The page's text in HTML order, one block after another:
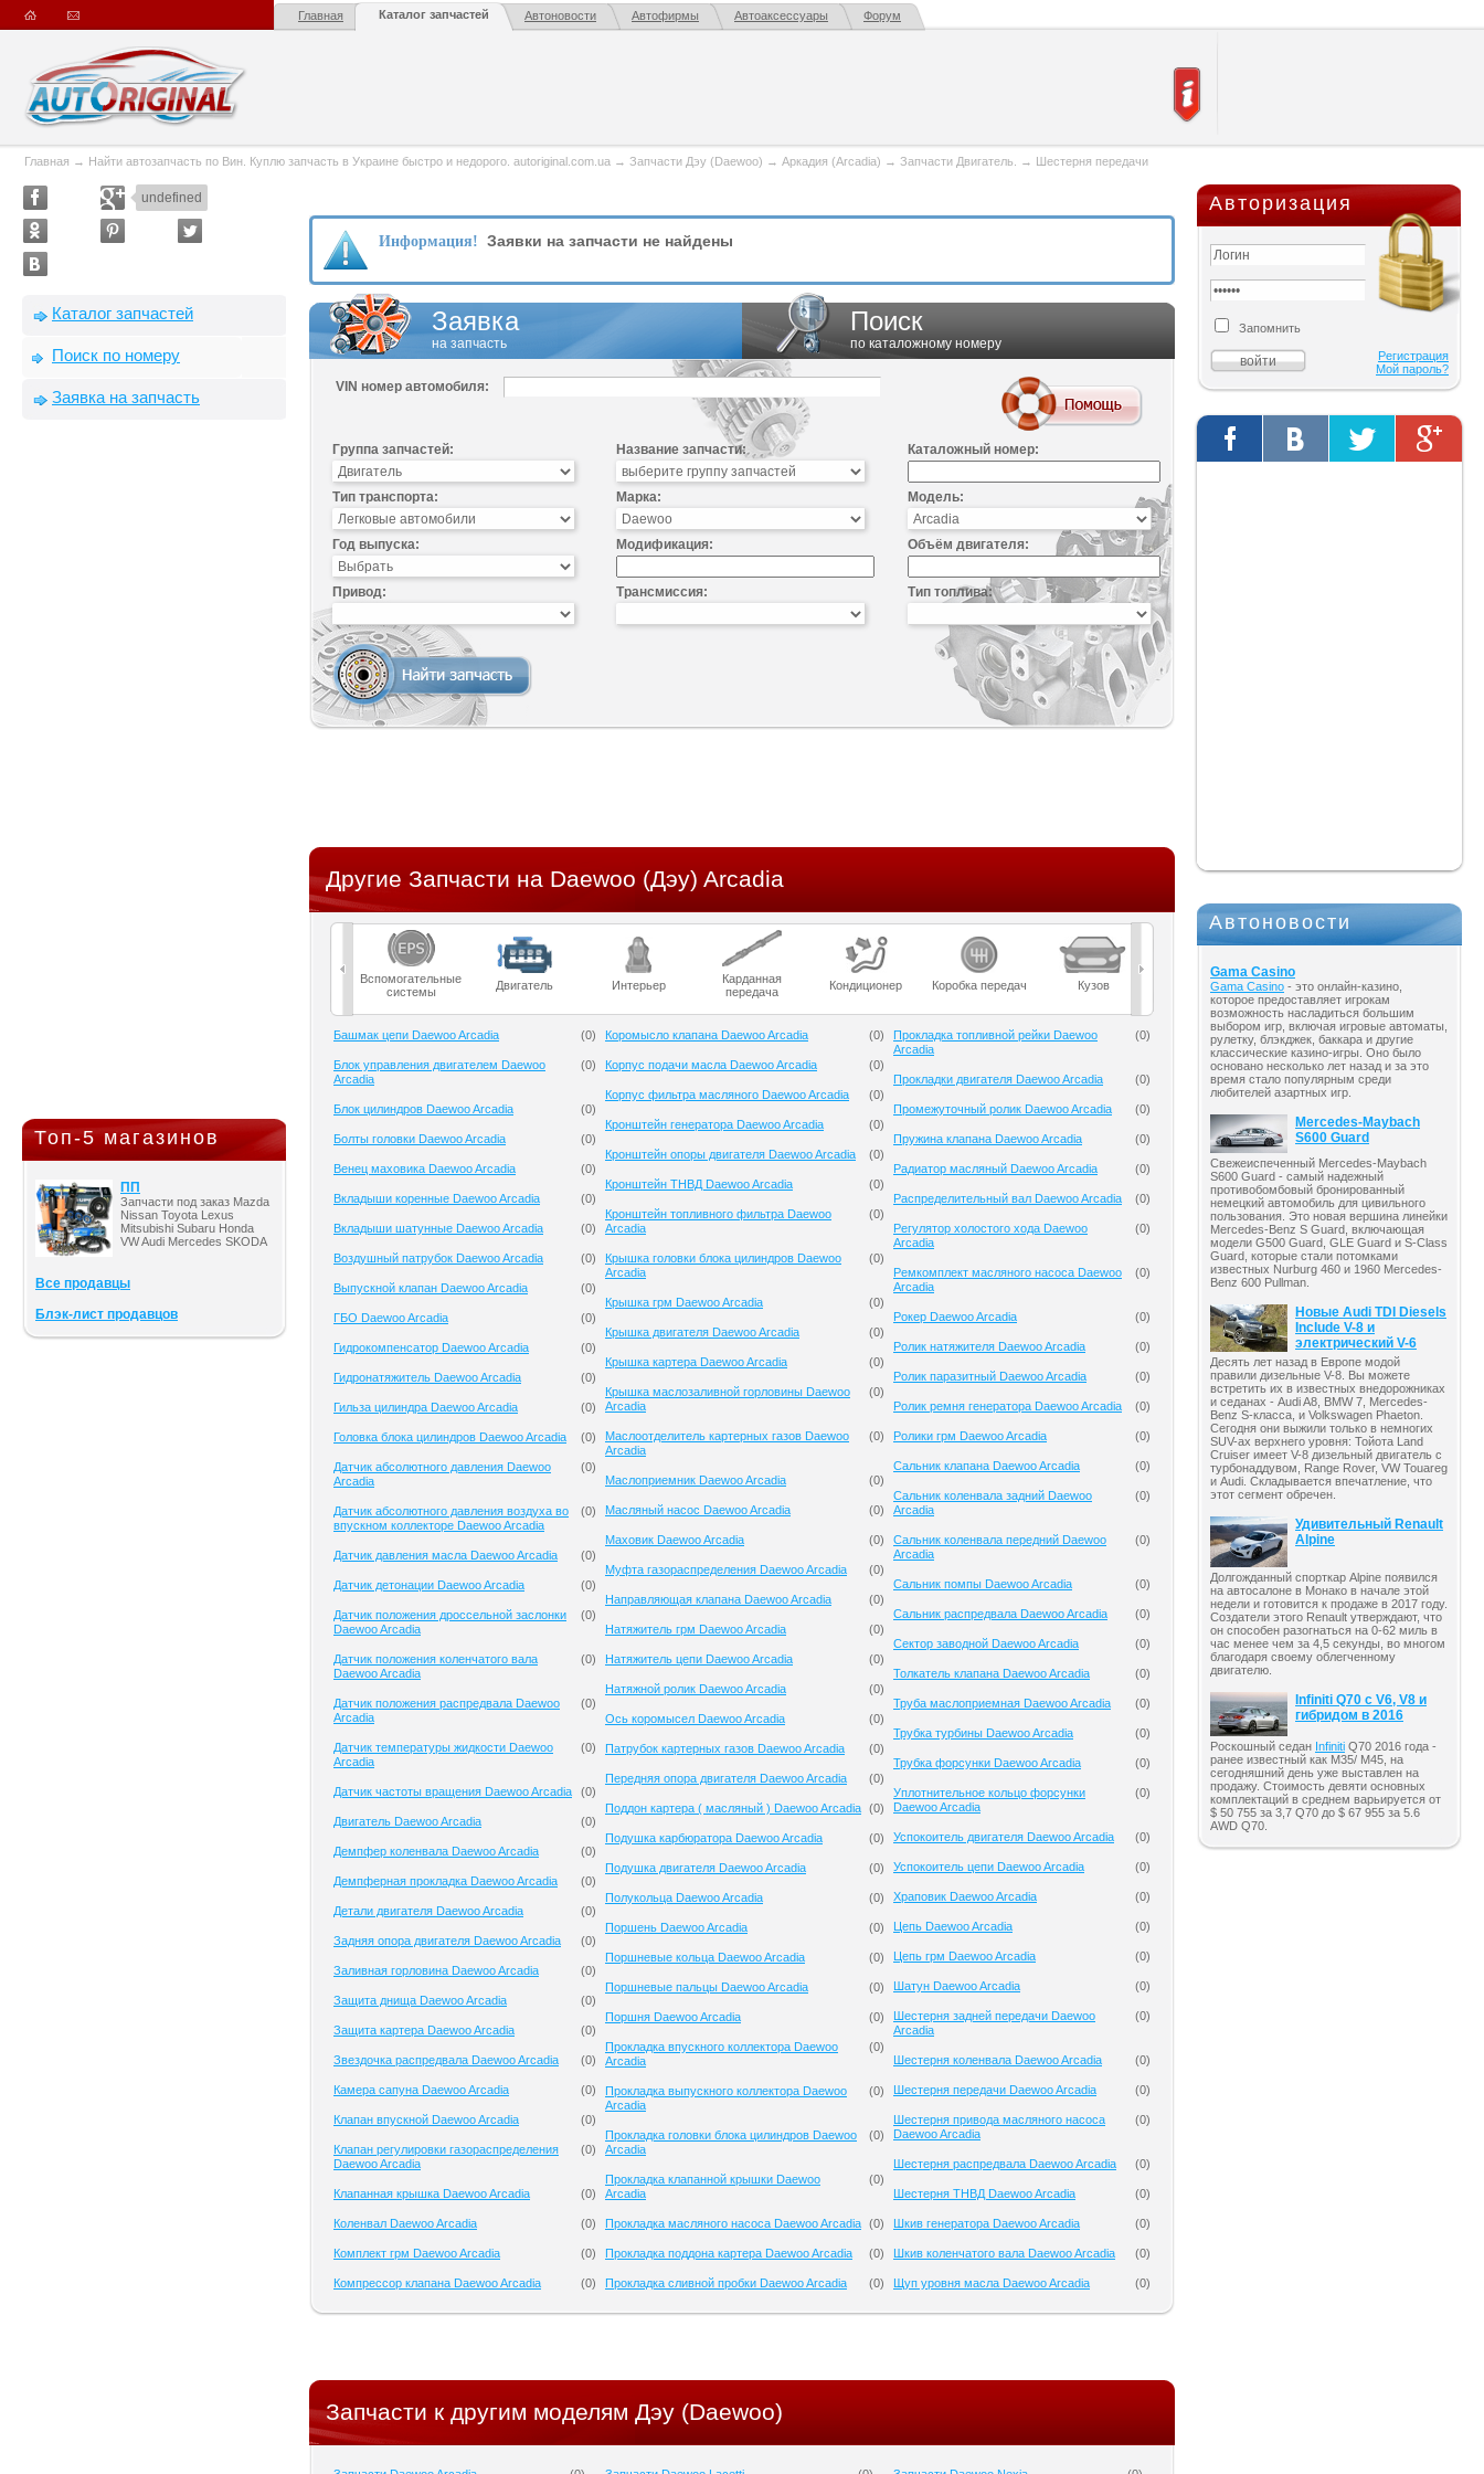
Главная Каталог запчастей Автоновости Автофирмы Автоаксессуары Форум
Главная → Найти автозапчасть по Вин. Куплю запчасть в Украине быстро и недорого. autoriginal.com.ua → Запчасти Дэу (Daewoo) → Аркадия (Arcadia) → Запчасти Двигатель. → Шестерня передачи
undefined
Каталог запчастей
Поиск по номеру
Заявка на запчасть
Топ-5 магазинов
ПП
Запчасти под заказ Mazda
Nissan Toyota Lexus
Mitsubishi Subaru Honda
VW Audi Mercedes SKODA
Все продавцы
Блэк-лист продавцов
Информация! Заявки на запчасти не найдены
Заявка
на запчасть
Поиск
по каталожному номеру
VIN номер автомобиля:
Группа запчастей: Название запчасти: Каталожный номер:
Тип транспорта: Марка: Модель:
Год выпуска: Модификация: Объём двигателя:
Привод: Трансмиссия: Тип топлива:
Другие Запчасти на Daewoo (Дэу) Arcadia
Вспомогательные
системы
Двигатель Интерьер
Карданная
передача
Кондиционер Коробка передач Кузов Масла Мост
Башмак цепи Daewoo Arcadia (0)
Блок управления двигателем Daewoo
Arcadia
(0)
Блок цилиндров Daewoo Arcadia (0)
Болты головки Daewoo Arcadia (0)
Венец маховика Daewoo Arcadia (0)
Вкладыши коренные Daewoo Arcadia (0)
Вкладыши шатунные Daewoo Arcadia (0)
Воздушный патрубок Daewoo Arcadia (0)
Выпускной клапан Daewoo Arcadia (0)
ГБО Daewoo Arcadia (0)
Гидрокомпенсатор Daewoo Arcadia (0)
Гидронатяжитель Daewoo Arcadia (0)
Гильза цилиндра Daewoo Arcadia (0)
Головка блока цилиндров Daewoo Arcadia (0)
Датчик абсолютного давления Daewoo
Arcadia
(0)
Датчик абсолютного давления воздуха во
впускном коллекторе Daewoo Arcadia
(0)
Датчик давления масла Daewoo Arcadia (0)
Датчик детонации Daewoo Arcadia (0)
Датчик положения дроссельной заслонки
Daewoo Arcadia
(0)
Датчик положения коленчатого вала
Daewoo Arcadia
(0)
Датчик положения распредвала Daewoo
Arcadia
(0)
Датчик температуры жидкости Daewoo
Arcadia
(0)
Датчик частоты вращения Daewoo Arcadia (0)
Двигатель Daewoo Arcadia (0)
Демпфер коленвала Daewoo Arcadia (0)
Демпферная прокладка Daewoo Arcadia (0)
Детали двигателя Daewoo Arcadia (0)
Задняя опора двигателя Daewoo Arcadia (0)
Заливная горловина Daewoo Arcadia (0)
Защита днища Daewoo Arcadia (0)
Защита картера Daewoo Arcadia (0)
Звездочка распредвала Daewoo Arcadia (0)
Камера сапуна Daewoo Arcadia (0)
Клапан впускной Daewoo Arcadia (0)
Клапан регулировки газораспределения
Daewoo Arcadia
(0)
Клапанная крышка Daewoo Arcadia (0)
Коленвал Daewoo Arcadia (0)
Комплект грм Daewoo Arcadia (0)
Компрессор клапана Daewoo Arcadia (0)
Коромысло клапана Daewoo Arcadia (0)
Корпус подачи масла Daewoo Arcadia (0)
Корпус фильтра масляного Daewoo Arcadia (0)
Кронштейн генератора Daewoo Arcadia (0)
Кронштейн опоры двигателя Daewoo Arcadia (0)
Кронштейн ТНВД Daewoo Arcadia (0)
Кронштейн топливного фильтра Daewoo
Arcadia
(0)
Крышка головки блока цилиндров Daewoo
Arcadia
(0)
Крышка грм Daewoo Arcadia (0)
Крышка двигателя Daewoo Arcadia (0)
Крышка картера Daewoo Arcadia (0)
Крышка маслозаливной горловины Daewoo
Arcadia
(0)
Маслоотделитель картерных газов Daewoo
Arcadia
(0)
Маслоприемник Daewoo Arcadia (0)
Масляный насос Daewoo Arcadia (0)
Маховик Daewoo Arcadia (0)
Муфта газораспределения Daewoo Arcadia (0)
Направляющая клапана Daewoo Arcadia (0)
Натяжитель грм Daewoo Arcadia (0)
Натяжитель цепи Daewoo Arcadia (0)
Натяжной ролик Daewoo Arcadia (0)
Ось коромысел Daewoo Arcadia (0)
Патрубок картерных газов Daewoo Arcadia (0)
Передняя опора двигателя Daewoo Arcadia (0)
Поддон картера ( масляный ) Daewoo Arcadia (0)
Подушка карбюратора Daewoo Arcadia (0)
Подушка двигателя Daewoo Arcadia (0)
Полукольца Daewoo Arcadia (0)
Поршень Daewoo Arcadia (0)
Поршневые кольца Daewoo Arcadia (0)
Поршневые пальцы Daewoo Arcadia (0)
Поршня Daewoo Arcadia (0)
Прокладка впускного коллектора Daewoo
Arcadia
(0)
Прокладка выпускного коллектора Daewoo
Arcadia
(0)
Прокладка головки блока цилиндров Daewoo
Arcadia
(0)
Прокладка клапанной крышки Daewoo
Arcadia
(0)
Прокладка масляного насоса Daewoo Arcadia (0)
Прокладка поддона картера Daewoo Arcadia (0)
Прокладка сливной пробки Daewoo Arcadia (0)
Прокладка топливной рейки Daewoo
Arcadia
(0)
Прокладки двигателя Daewoo Arcadia (0)
Промежуточный ролик Daewoo Arcadia (0)
Пружина клапана Daewoo Arcadia (0)
Радиатор масляный Daewoo Arcadia (0)
Распределительный вал Daewoo Arcadia (0)
Регулятор холостого хода Daewoo
Arcadia
(0)
Ремкомплект масляного насоса Daewoo
Arcadia
(0)
Рокер Daewoo Arcadia (0)
Ролик натяжителя Daewoo Arcadia (0)
Ролик паразитный Daewoo Arcadia (0)
Ролик ремня генератора Daewoo Arcadia (0)
Ролики грм Daewoo Arcadia (0)
Сальник клапана Daewoo Arcadia (0)
Сальник коленвала задний Daewoo
Arcadia
(0)
Сальник коленвала передний Daewoo
Arcadia
(0)
Сальник помпы Daewoo Arcadia (0)
Сальник распредвала Daewoo Arcadia (0)
Сектор заводной Daewoo Arcadia (0)
Толкатель клапана Daewoo Arcadia (0)
Труба маслоприемная Daewoo Arcadia (0)
Трубка турбины Daewoo Arcadia (0)
Трубка форсунки Daewoo Arcadia (0)
Уплотнительное кольцо форсунки
Daewoo Arcadia
(0)
Успокоитель двигателя Daewoo Arcadia (0)
Успокоитель цепи Daewoo Arcadia (0)
Храповик Daewoo Arcadia (0)
Цепь Daewoo Arcadia (0)
Цепь грм Daewoo Arcadia (0)
Шатун Daewoo Arcadia (0)
Шестерня задней передачи Daewoo
Arcadia
(0)
Шестерня коленвала Daewoo Arcadia (0)
Шестерня передачи Daewoo Arcadia (0)
Шестерня привода масляного насоса
Daewoo Arcadia
(0)
Шестерня распредвала Daewoo Arcadia (0)
Шестерня ТНВД Daewoo Arcadia (0)
Шкив генератора Daewoo Arcadia (0)
Шкив коленчатого вала Daewoo Arcadia (0)
Щуп уровня масла Daewoo Arcadia (0)
Запчасти к другим моделям Дэу (Daewoo)
Авторизация
Запомнить
Регистрация
Мой пароль?
Автоновости
Gama Casino
Gama Casino - это онлайн-казино,
которое предоставляет игрокам
возможность насладиться большим
выбором игр, включая игровые автоматы,
рулетку, блэкджек, баккара и другие
классические казино-игры. Оно было
основано несколько лет назад и за это
время стало популярным среди
любителей азартных игр.
Mercedes-Maybach
S600 Guard
Свежеиспеченный Mercedes-Maybach
S600 Guard - самый надежный
противобомбовый бронированный
немецкий автомобиль для цивильного
пользования. Это новая вершина линейки
Mercedes-Benz S Guard, включающая
модели G500 Guard, GLE Guard и S-Class
Guard, которые стали потомками
известных Nurburg 460 и 1960 Mercedes-
Benz 600 Pullman.
Новые Audi TDI Diesels
Include V-8 и
электрический V-6
Десять лет назад в Европе модой
правили дизельные V-8. Вы можете
встретить их в известных внедорожниках
и седанах - Audi A8, BMW 7, Mercedes-
Benz S-класса, и Volkswagen Phaeton.
Сегодня они выжили только в немногих
SUV-ах верхнего уровня: Тойота Land
Cruiser имеет V-8 дизельный двигатель с
турбонаддувом, Range Rover, VW Touareg
и Audi. Складывается впечатление, что
этот сегмент обречен.
Удивительный Renault
Alpine
Долгожданный спорткар Alpine появился
на автосалоне в Монако в начале этой
недели и готовится к продаже в 2017 году.
Создатели этого Renault утверждают, что
он способен разогнаться на 0-62 миль в
час менее чем за 4,5 секунды, во многом
благодаря своему облегченному
двигателю.
Infiniti Q70 с V6, V8 и
гибридом в 2016
Роскошный седан Infiniti Q70 2016 года -
ранее известный как M35/ M45, на
сегодняшний день уже выставлен на
продажу. Стоимость девяти основных
комплектаций в среднем варьируется от
$ 50 755 за 3,7 Q70 до $ 67 955 за 5.6
AWD Q70.